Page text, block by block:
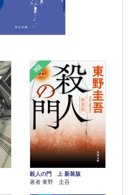
3位
殺人の門 上 新装版
著者 東野 圭吾